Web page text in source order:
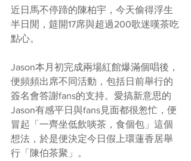
近日馬不停蹄的陳柏宇，今天偷得浮生
半日閒，筵開17席與超過200歌迷嘆茶吃
點心。
Jason本月初完成兩場紅館爆滿個唱後，
便頻頻出席不同活動，包括日前舉行的
簽名會答謝fans的支持。愛搞新意思的
Jason有感平日與fans見面都很怱忙，便
冒起「一齊坐低飲啖茶，食個包」這個
想法，於是便決定今日假上環蓮香居舉
行「陳伯茶聚」。